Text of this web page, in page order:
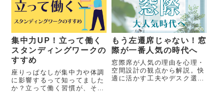
集中力UP！立って働く
スタンディングワークの
すすめ
座りっぱなしが集中力や体調
に影響するって知ってました
か？立って働く習慣が、その
もう左遷席じゃない！窓
際が一番人気の時代へ
窓際席が人気の理由を心理・
空間設計の観点から解説。快
適に活かす工夫やデスク選び